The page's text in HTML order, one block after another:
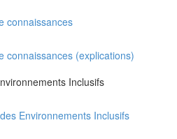
connaissances
connaissances (explications)
Inclusifs
Environnements Inclusifs